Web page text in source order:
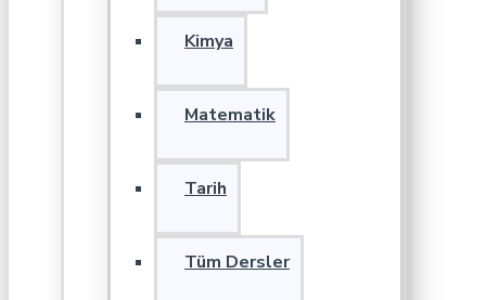
Kimya
Matematik
Tarih
Tüm Dersler